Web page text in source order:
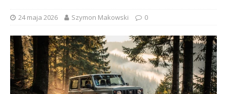
24 maja 2026 Szymon Makowski 0